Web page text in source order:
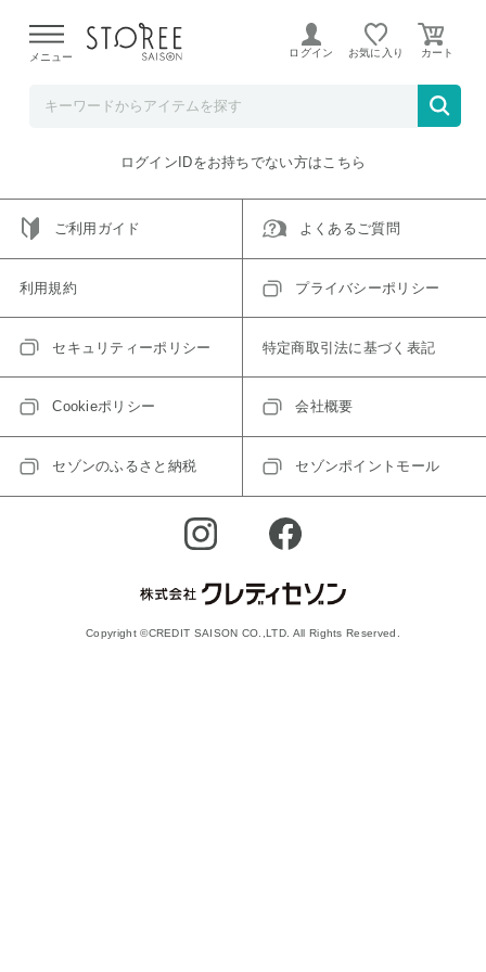
よる配送遅延が発生しております。
メニュー ログイン お気に入り
ご指定のアイテムは取り扱い終了、またはただいま取り扱い
トップへ戻る
ログインIDをお持ちでない方はこちら
ご利用ガイド よくあるご質問
利用規約 プライバシーポリシー
セキュリティーポリシー 特定商取引法に基づく表記
Cookieポリシー 会社概要
セゾンのふるさと納税 セゾンポイントモール
Copyright ©CREDIT SAISON CO.,LTD. All Rights Reserved.